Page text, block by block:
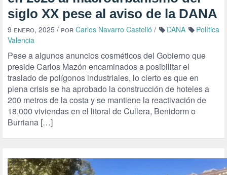
siglo XX pese al aviso de la DANA
9 enero, 2025 / por Carlos Navarro Castelló / DANA
Política
Valencia
Pese a algunos anuncios cosméticos del Gobierno que
preside Carlos Mazón encaminados a posibilitar el
traslado de polígonos industriales, lo cierto es que en
plena crisis se ha aprobado la construcción de hoteles a
200 metros de la costa y se mantiene la reactivación de
18.000 viviendas en el litoral de Cullera, Benidorm o
Burriana […]